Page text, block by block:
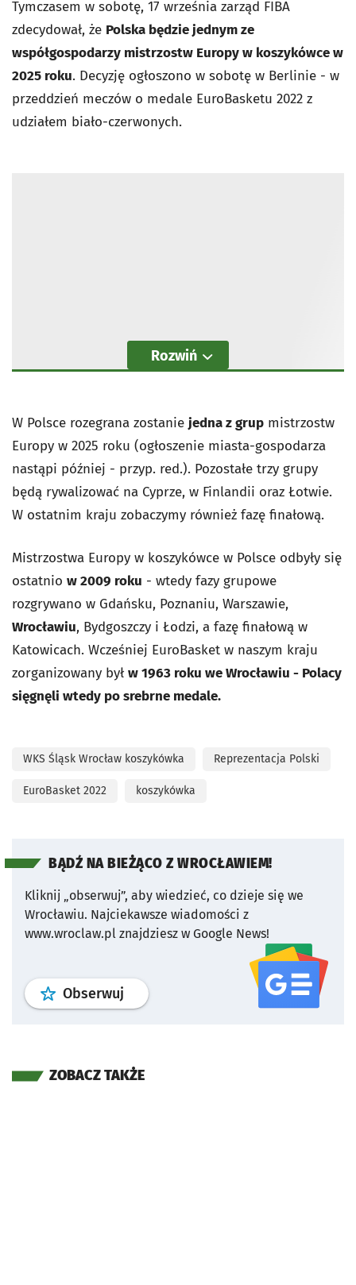
Tymczasem w sobotę, 17 września zarząd FIBA
zdecydował, że Polska będzie jednym ze
współgospodarzy mistrzostw Europy w koszykówce w
2025 roku. Decyzję ogłoszono w sobotę w Berlinie - w
przeddzień meczów o medale EuroBasketu 2022 z
udziałem biało-czerwonych.
Rozwiń
W Polsce rozegrana zostanie jedna z grup mistrzostw
Europy w 2025 roku (ogłoszenie miasta-gospodarza
nastąpi później - przyp. red.). Pozostałe trzy grupy
będą rywalizować na Cyprze, w Finlandii oraz Łotwie.
W ostatnim kraju zobaczymy również fazę finałową.
Mistrzostwa Europy w koszykówce w Polsce odbyły się
ostatnio w 2009 roku - wtedy fazy grupowe
rozgrywano w Gdańsku, Poznaniu, Warszawie,
Wrocławiu, Bydgoszczy i Łodzi, a fazę finałową w
Katowicach. Wcześniej EuroBasket w naszym kraju
zorganizowany byłw 1963 roku we Wrocławiu - Polacy
sięgnęli wtedy po srebrne medale.
WKS Śląsk Wrocław koszykówka Reprezentacja Polski
EuroBasket 2022 koszykówka
BĄDŹ NA BIEŻĄCO Z WROCŁAWIEM!
Kliknij „obserwuj”, aby wiedzieć, co dzieje się we
Wrocławiu. Najciekawsze wiadomości z
www.wroclaw.pl znajdziesz w Google News!
Obserwuj profil serwisu
ZOBACZ TAKŻE